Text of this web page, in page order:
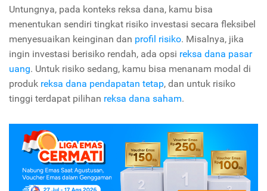
Untungnya, pada konteks reksa dana, kamu bisa
menentukan sendiri tingkat risiko investasi secara fleksibel
menyesuaikan keinginan dan profil risiko. Misalnya, jika
ingin investasi berisiko rendah, ada opsi reksa dana pasar
uang. Untuk risiko sedang, kamu bisa menanam modal di
produk reksa dana pendapatan tetap, dan untuk risiko
tinggi terdapat pilihan reksa dana saham.